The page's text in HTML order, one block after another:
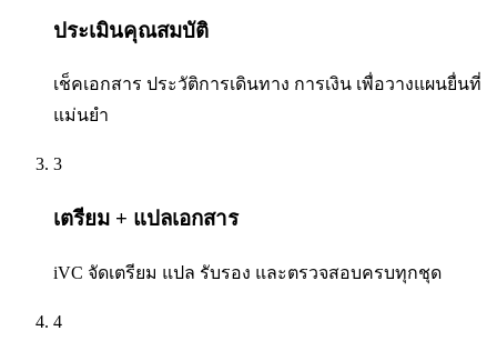
ประเมินคุณสมบัติ
เช็คเอกสาร ประวัติการเดินทาง การเงิน เพื่อวางแผนยื่นที่
แม่นยำ
3
เตรียม + แปลเอกสาร
iVC จัดเตรียม แปล รับรอง และตรวจสอบครบทุกชุด
4